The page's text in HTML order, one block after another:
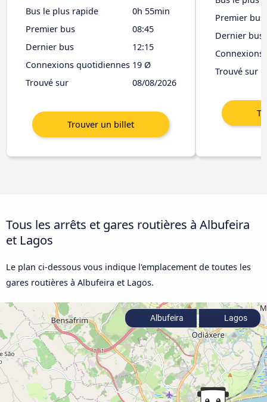
Bus le plus rapide
0h 55min
Premier bus
08:45
Dernier bus
12:15
Connexions quotidiennes 19 Ø
Trouvé sur
08/08/2026
Premier bus
Dernier bus
Trouvé sur
Tous les arrêts et gares routières à Albufeira
et Lagos
Le plan ci-dessous vous indique l'emplacement de toutes les
gares routières à Albufeira et Lagos.
Albufeira Lagos